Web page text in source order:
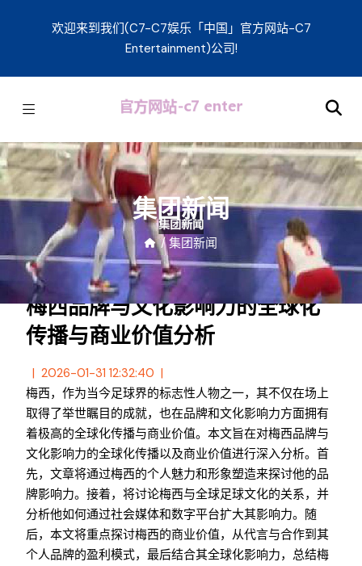
欢迎来到我们(C7-C7娱乐「中国」官方网站-C7
Entertainment)公司!
集团新闻
/ 集团新闻
梅西品牌与文化影响力的全球化
传播与商业价值分析
2026-01-31 12:32:40
梅西，作为当今足球界的标志性人物之一，其不仅在场上
取得了举世瞩目的成就，也在品牌和文化影响力方面拥有
着极高的全球化传播与商业价值。本文旨在对梅西品牌与
文化影响力的全球化传播以及商业价值进行深入分析。首
先，文章将通过梅西的个人魅力和形象塑造来探讨他的品
牌影响力。接着，将讨论梅西与全球足球文化的关系，并
分析他如何通过社会媒体和数字平台扩大其影响力。随
后，本文将重点探讨梅西的商业价值，从代言与合作到其
个人品牌的盈利模式，最后结合其全球化影响力，总结梅